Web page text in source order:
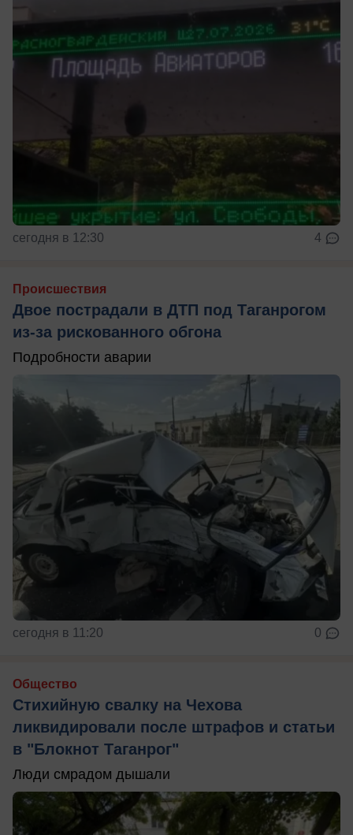
сегодня в 12:30 4
Происшествия
Двое пострадали в ДТП под Таганрогом
из-за рискованного обгона
Подробности аварии
сегодня в 11:20 0
Общество
Стихийную свалку на Чехова
ликвидировали после штрафов и статьи
в "Блокнот Таганрог"
Люди смрадом дышали